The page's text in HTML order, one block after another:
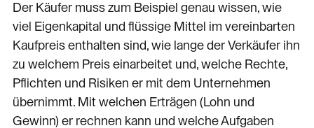
Der Käufer muss zum Beispiel genau wissen, wie
viel Eigenkapital und flüssige Mittel im vereinbarten
Kaufpreis enthalten sind, wie lange der Verkäufer ihn
zu welchem Preis einarbeitet und, welche Rechte,
Pflichten und Risiken er mit dem Unternehmen
übernimmt. Mit welchen Erträgen (Lohn und
Gewinn) er rechnen kann und welche Aufgaben